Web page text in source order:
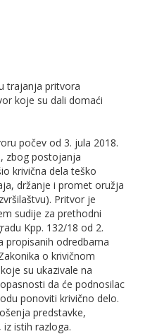
trajanja pritvora
koje su dali domaći
počev od 3. jula 2018.
zbog postojanja
krivična dela teško
držanje i promet oružja
Pritvor je
sudije za prethodni
Kpp. 132/18 od 2.
propisanih odredbama
o krivičnom
su ukazivale na
da će podnosilac
ponoviti krivično delo.
predstavke,
istih razloga.